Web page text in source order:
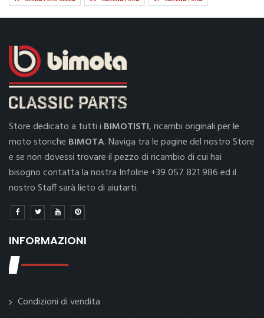
Store dedicato a tutti i BIMOTISTI, ricambi originali per le
moto storiche BIMOTA. Naviga tra le pagine del nostro Store
e se non dovessi trovare il pezzo di ricambio di cui hai
bisogno contatta la nostra Infoline +39 057 821 986 ed il
nostro Staff sarà lieto di aiutarti.
INFORMAZIONI
Condizioni di vendita